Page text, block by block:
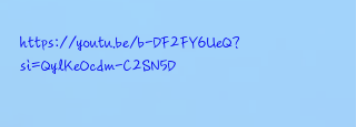
https://youtu.be/b-DF2FY6UeQ?
si=QylKeOcdm-C2SN5D